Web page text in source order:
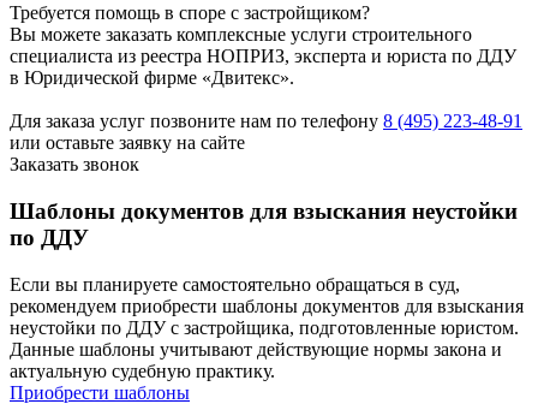
Требуется помощь в споре с застройщиком?
Вы можете заказать комплексные услуги строительного
специалиста из реестра НОПРИЗ, эксперта и юриста по ДДУ
в Юридической фирме «Двитекс».
Для заказа услуг позвоните нам по телефону 8 (495) 223-48-91
или оставьте заявку на сайте
Заказать звонок
Шаблоны документов для взыскания неустойки
по ДДУ
Если вы планируете самостоятельно обращаться в суд,
рекомендуем приобрести шаблоны документов для взыскания
неустойки по ДДУ с застройщика, подготовленные юристом.
Данные шаблоны учитывают действующие нормы закона и
актуальную судебную практику.
Приобрести шаблоны